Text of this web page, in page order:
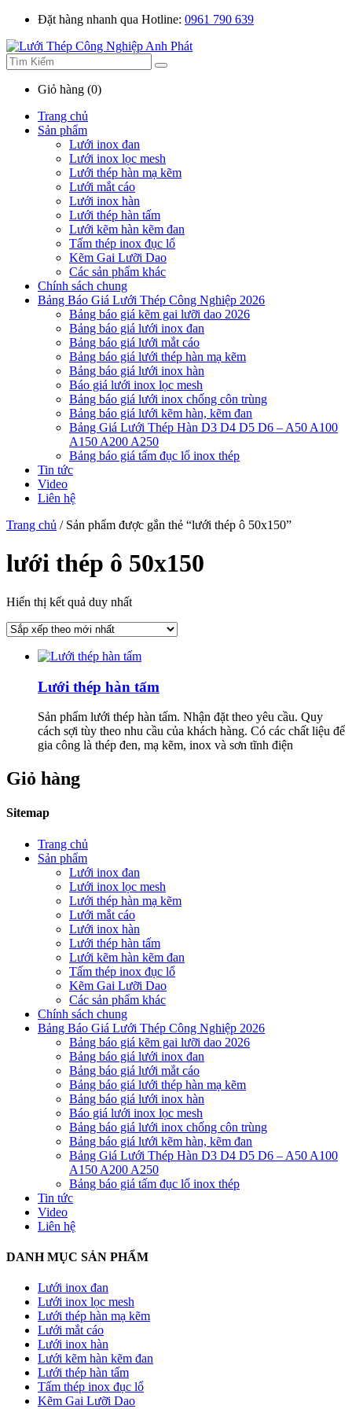
Đặt hàng nhanh qua Hotline: 0961 790 639
Giỏ hàng (0)
Trang chủ
Sản phẩm
Lưới inox đan
Lưới inox lọc mesh
Lưới thép hàn mạ kẽm
Lưới mắt cáo
Lưới inox hàn
Lưới thép hàn tấm
Lưới kẽm hàn kẽm đan
Tấm thép inox đục lổ
Kẽm Gai Lưỡi Dao
Các sản phẩm khác
Chính sách chung
Bảng Báo Giá Lưới Thép Công Nghiệp 2026
Bảng báo giá kẽm gai lưỡi dao 2026
Bảng báo giá lưới inox đan
Bảng báo giá lưới mắt cáo
Bảng báo giá lưới thép hàn mạ kẽm
Bảng báo giá lưới inox hàn
Báo giá lưới inox lọc mesh
Bảng báo giá lưới inox chống côn trùng
Bảng báo giá lưới kẽm hàn, kẽm đan
Bảng Giá Lưới Thép Hàn D3 D4 D5 D6 – A50 A100
A150 A200 A250
Bảng báo giá tấm đục lổ inox thép
Tin tức
Video
Liên hệ
Trang chủ / Sản phẩm được gắn thẻ “lưới thép ô 50x150”
lưới thép ô 50x150
Hiển thị kết quả duy nhất
Lưới thép hàn tấm
Sản phẩm lưới thép hàn tấm. Nhận đặt theo yêu cầu. Quy
cách sợi tùy theo nhu cầu của khách hàng. Có các chất liệu để
gia công là thép đen, mạ kẽm, inox và sơn tĩnh điện
Giỏ hàng
Sitemap
Trang chủ
Sản phẩm
Lưới inox đan
Lưới inox lọc mesh
Lưới thép hàn mạ kẽm
Lưới mắt cáo
Lưới inox hàn
Lưới thép hàn tấm
Lưới kẽm hàn kẽm đan
Tấm thép inox đục lổ
Kẽm Gai Lưỡi Dao
Các sản phẩm khác
Chính sách chung
Bảng Báo Giá Lưới Thép Công Nghiệp 2026
Bảng báo giá kẽm gai lưỡi dao 2026
Bảng báo giá lưới inox đan
Bảng báo giá lưới mắt cáo
Bảng báo giá lưới thép hàn mạ kẽm
Bảng báo giá lưới inox hàn
Báo giá lưới inox lọc mesh
Bảng báo giá lưới inox chống côn trùng
Bảng báo giá lưới kẽm hàn, kẽm đan
Bảng Giá Lưới Thép Hàn D3 D4 D5 D6 – A50 A100
A150 A200 A250
Bảng báo giá tấm đục lổ inox thép
Tin tức
Video
Liên hệ
DANH MỤC SẢN PHẨM
Lưới inox đan
Lưới inox lọc mesh
Lưới thép hàn mạ kẽm
Lưới mắt cáo
Lưới inox hàn
Lưới kẽm hàn kẽm đan
Lưới thép hàn tấm
Tấm thép inox đục lổ
Kẽm Gai Lưỡi Dao